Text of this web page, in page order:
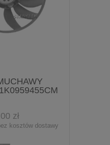
zł
kosztów dostawy